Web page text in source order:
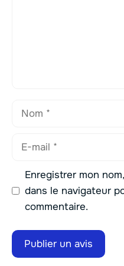
Nom
Enregistrer mon
dans le navigateur
commentaire.